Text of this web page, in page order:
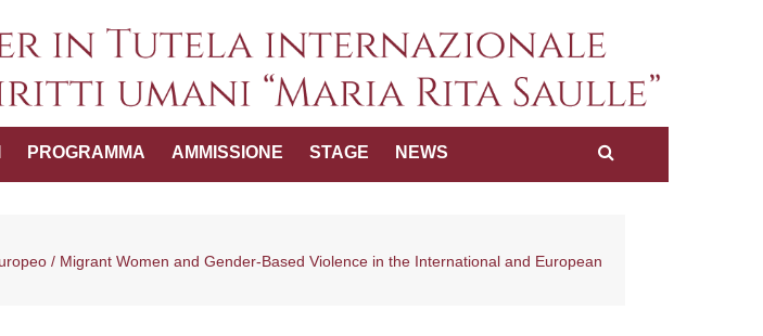
Master in Tutela internazionale dei diritti
umani "Maria Rita Saulle"
PROGRAMMA AMMISSIONE STAGE NEWS
/ Migrant Women and Gender-Based Violence in the International and European